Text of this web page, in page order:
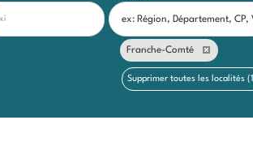
Franche-Comté
Supprimer toutes les localités (1